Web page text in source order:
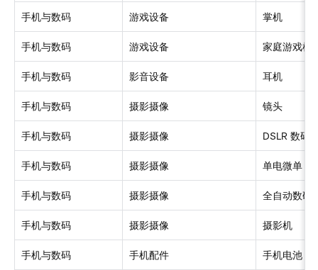
手机与数码 游戏设备 掌机
手机与数码 游戏设备 家庭游戏机
手机与数码 影音设备 耳机
手机与数码 摄影摄像 镜头
手机与数码 摄影摄像 DSLR 数码
手机与数码 摄影摄像 单电微单
手机与数码 摄影摄像 全自动数码
手机与数码 摄影摄像 摄影机
手机与数码 手机配件 手机电池